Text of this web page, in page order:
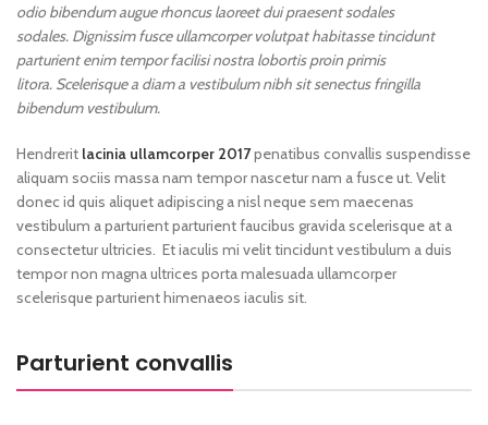
odio bibendum augue rhoncus laoreet dui praesent sodales
sodales. Dignissim fusce ullamcorper volutpat habitasse tincidunt
parturient enim tempor facilisi nostra lobortis proin primis
litora. Scelerisque a diam a vestibulum nibh sit senectus fringilla
bibendum vestibulum.
Hendrerit lacinia ullamcorper 2017penatibus convallis suspendisse
aliquam sociis massa nam tempor nascetur nam a fusce ut. Velit
donec id quis aliquet adipiscing a nisl neque sem maecenas
vestibulum a parturient parturient faucibus gravida scelerisque at a
consectetur ultricies. Et iaculis mi velit tincidunt vestibulum a duis
tempor non magna ultrices porta malesuada ullamcorper
scelerisque parturient himenaeos iaculis sit.
Parturient convallis